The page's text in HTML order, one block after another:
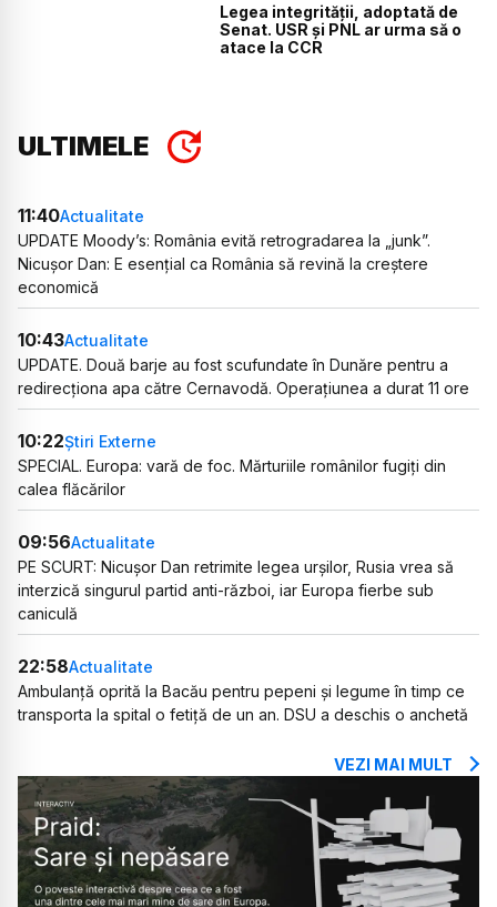
Legea integrității, adoptată de
Senat. USR și PNL ar urma să o
atace la CCR
ULTIMELE
11:40Actualitate
UPDATE Moody’s: România evită retrogradarea la „junk”.
Nicușor Dan: E esențial ca România să revină la creștere
economică
10:43Actualitate
UPDATE. Două barje au fost scufundate în Dunăre pentru a
redirecționa apa către Cernavodă. Operațiunea a durat 11 ore
10:22Știri Externe
SPECIAL. Europa: vară de foc. Mărturiile românilor fugiți din
calea flăcărilor
09:56Actualitate
PE SCURT: Nicușor Dan retrimite legea urșilor, Rusia vrea să
interzică singurul partid anti-război, iar Europa fierbe sub
caniculă
22:58Actualitate
Ambulanță oprită la Bacău pentru pepeni și legume în timp ce
transporta la spital o fetiță de un an. DSU a deschis o anchetă
VEZI MAI MULT